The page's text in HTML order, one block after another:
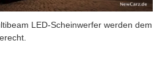
LED-Scheinwerfer werden dem